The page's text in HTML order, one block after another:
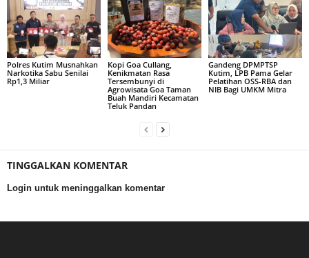
Polres Kutim Musnahkan
Narkotika Sabu Senilai
Rp1,3 Miliar
Kopi Goa Cullang,
Kenikmatan Rasa
Tersembunyi di
Agrowisata Goa Taman
Buah Mandiri Kecamatan
Teluk Pandan
Gandeng DPMPTSP
Kutim, LPB Pama Gelar
Pelatihan OSS-RBA dan
NIB Bagi UMKM Mitra
TINGGALKAN KOMENTAR
Login untuk meninggalkan komentar